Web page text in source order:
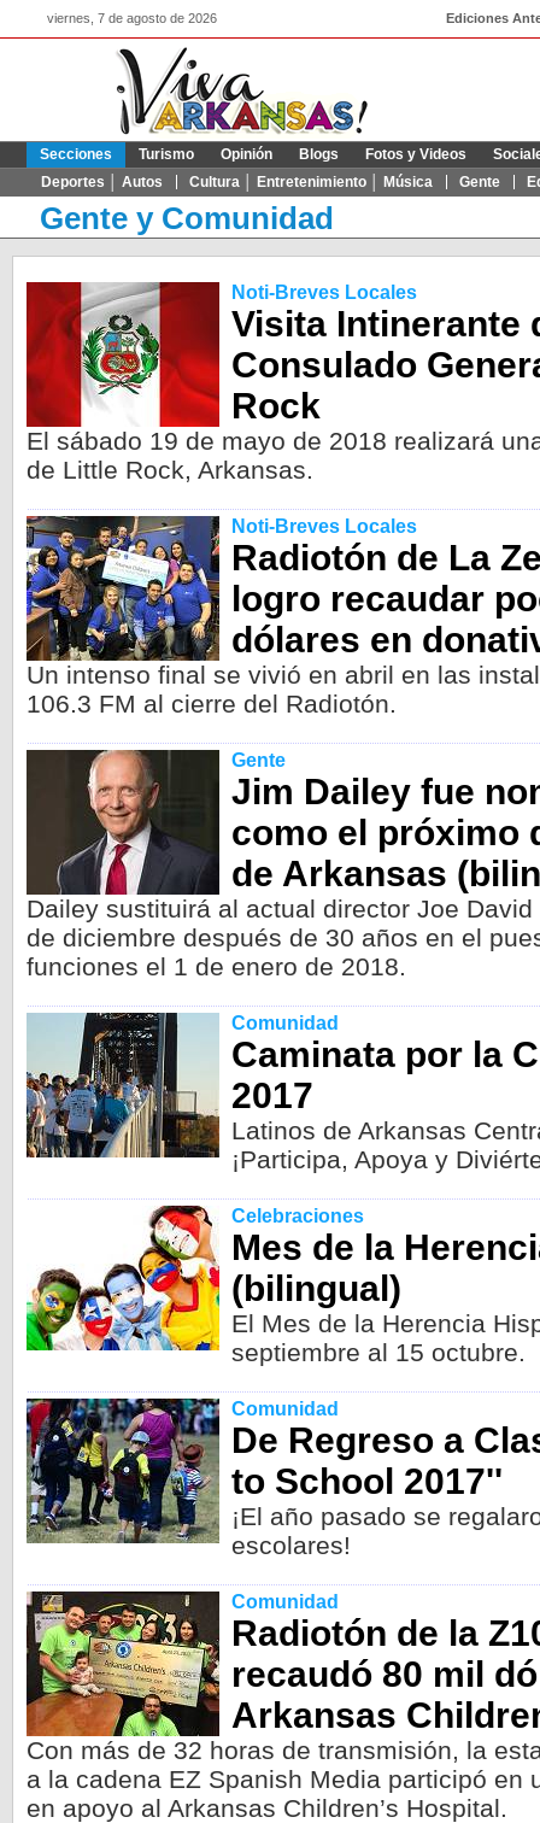
viernes, 7 de agosto de 2026 Ediciones
Secciones
Deportes │ Autos
Cultura │ Entretenimiento │ Música Gente
Turismo Opinión Blogs Fotos y Videos
Gente y Comunidad
Noti-Breves Locales
Visita Intinerante
Consulado
Rock
El sábado 19 de mayo de 2018 realizará
de Little Rock, Arkansas.
Noti-Breves Locales
Radiotón de La
logro recaudar
dólares en
Un intenso final se vivió en abril en las
106.3 FM al cierre del Radiotón.
Gente
Jim Dailey fue
como el próximo
de Arkansas
Dailey sustituirá al actual director Joe
de diciembre después de 30 años en el
funciones el 1 de enero de 2018.
Comunidad
Caminata por la
2017
Latinos de Arkansas
¡Participa, Apoya y
Celebraciones
Mes de la
(bilingual)
El Mes de la Herencia
septiembre al 15 octubre.
Comunidad
De Regreso a
to School 2017''
¡El año pasado se
escolares!
Comunidad
Radiotón de la
recaudó 80 mil
Arkansas
Con más de 32 horas de transmisión, la
a la cadena EZ Spanish Media participó en
en apoyo al Arkansas Children’s Hospital.